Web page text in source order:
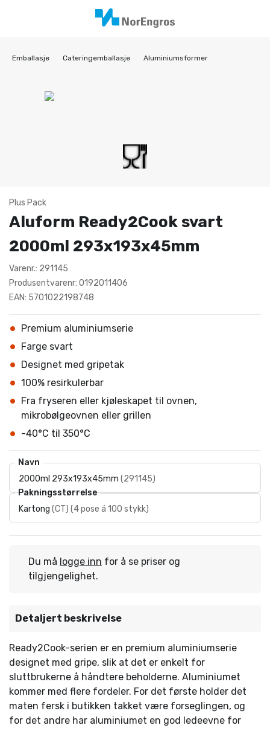
Emballasje Cateringemballasje Aluminiumsformer
Plus Pack
Aluform Ready2Cook svart
2000ml 293x193x45mm
Varenr.: 291145
Produsentvarenr: 0192011406
EAN: 5701022198748
Premium aluminiumserie
Farge svart
Designet med gripetak
100% resirkulerbar
Fra fryseren eller kjøleskapet til ovnen,
mikrobølgeovnen eller grillen
-40°C til 350°C
Navn
2000ml 293x193x45mm (291145)
Pakningsstørrelse
Kartong (CT) (4 pose á 100 stykk)
Du må logge inn for å se priser og
tilgjengelighet.
Detaljert beskrivelse
Ready2Cook-serien er en premium aluminiumserie
designet med gripe, slik at det er enkelt for
sluttbrukerne å håndtere beholderne. Aluminiumet
kommer med flere fordeler. For det første holder det
maten fersk i butikken takket være forseglingen, og
for det andre har aluminiumet en god ledeevne for